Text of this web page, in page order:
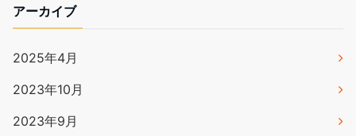
アーカイブ
2025年4月
2023年10月
2023年9月